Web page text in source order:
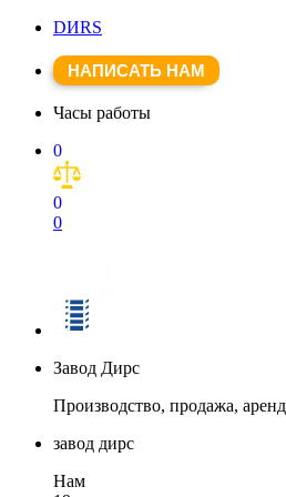
DИRS
НАПИСАТЬ НАМ
Часы работы
0
0
0
Завод Дирс
Производство, продажа,
завод дирс
Нам